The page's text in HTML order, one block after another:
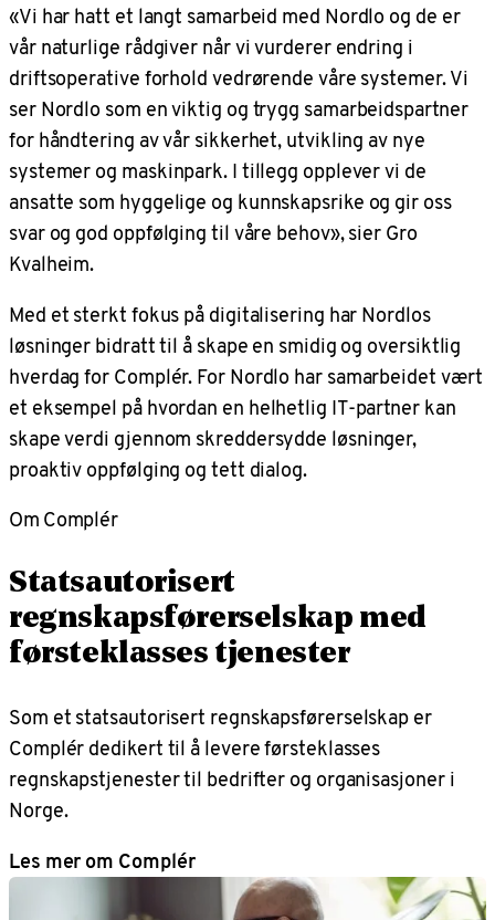
«Vi har hatt et langt samarbeid med Nordlo og de er
vår naturlige rådgiver når vi vurderer endring i
driftsoperative forhold vedrørende våre systemer. Vi
ser Nordlo som en viktig og trygg samarbeidspartner
for håndtering av vår sikkerhet, utvikling av nye
systemer og maskinpark. I tillegg opplever vi de
ansatte som hyggelige og kunnskapsrike og gir oss
svar og god oppfølging til våre behov», sier Gro
Kvalheim.
Med et sterkt fokus på digitalisering har Nordlos
løsninger bidratt til å skape en smidig og oversiktlig
hverdag for Complér. For Nordlo har samarbeidet vært
et eksempel på hvordan en helhetlig IT-partner kan
skape verdi gjennom skreddersydde løsninger,
proaktiv oppfølging og tett dialog.
Om Complér
Statsautorisert
regnskapsførerselskap med
førsteklasses tjenester
Som et statsautorisert regnskapsførerselskap er
Complér dedikert til å levere førsteklasses
regnskapstjenester til bedrifter og organisasjoner i
Norge.
Les mer om Complér